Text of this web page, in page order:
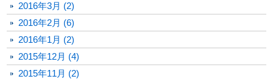
2016年3月 (2)
2016年2月 (6)
2016年1月 (2)
2015年12月 (4)
2015年11月 (2)